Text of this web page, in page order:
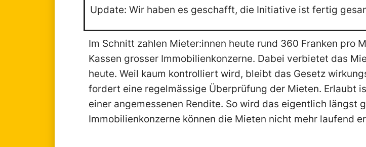
Update: Wir haben es geschafft, die Initiative ist fertig
Im Schnitt zahlen Mieter:innen heute rund 360 Franken pro
Kassen grosser Immobilienkonzerne. Dabei verbietet das
heute. Weil kaum kontrolliert wird, bleibt das Gesetz
fordert eine regelmässige Überprüfung der Mieten. Erlaubt
einer angemessenen Rendite. So wird das eigentlich längst
Immobilienkonzerne können die Mieten nicht mehr laufend